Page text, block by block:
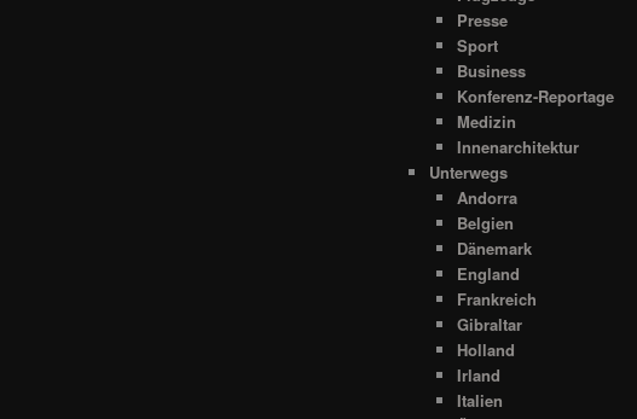
Presse
Sport
Business
Konferenz-Reportage
Medizin
Innenarchitektur
Unterwegs
Andorra
Belgien
Dänemark
England
Frankreich
Gibraltar
Holland
Irland
Italien